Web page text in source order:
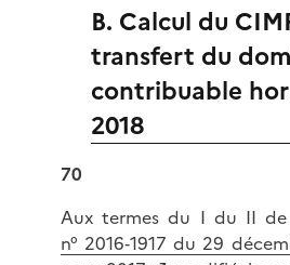
B. Calcul du
transfert du
contribuable
2018
70
Aux termes du I du II de
n° 2016‑1917 du 29